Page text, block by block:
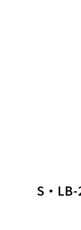
S・